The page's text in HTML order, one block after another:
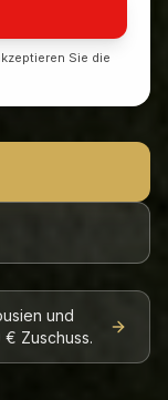
Sie die
und
Zuschuss.